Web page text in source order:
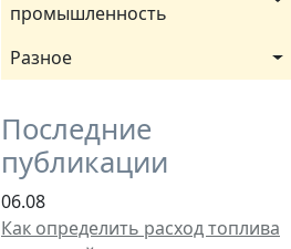
промышленность
Разное
Последние
публикации
06.08
Как определить расход топлива